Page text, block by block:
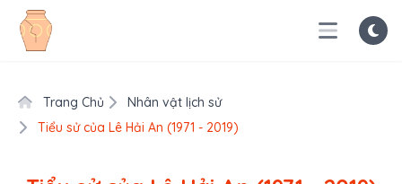
Trang Chủ
Nhân vật lịch sử
Tiểu sử của Lê Hải An (1971 - 2019)